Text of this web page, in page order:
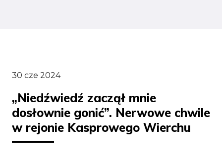
30 cze 2024
„Niedźwiedź zaczął mnie
dosłownie gonić”. Nerwowe chwile
w rejonie Kasprowego Wierchu